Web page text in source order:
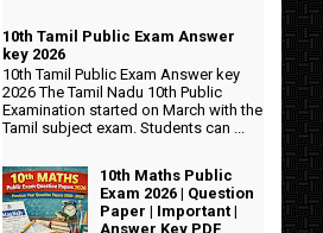
10th Tamil Public Exam Answer
key 2026
10th Tamil Public Exam Answer key
2026 The Tamil Nadu 10th Public
Examination started on March with the
Tamil subject exam. Students can ...
10th Maths Public
Exam 2026 | Question
Paper | Important |
Answer Key PDF